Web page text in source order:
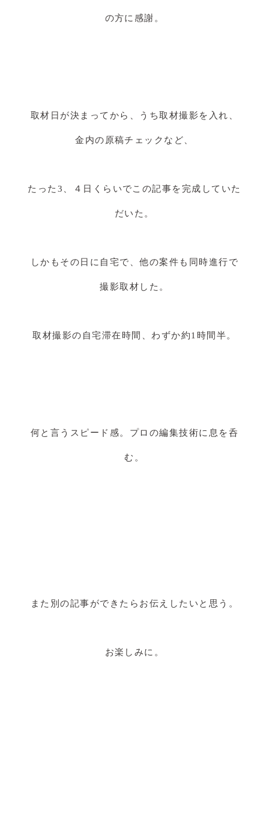
の方に感謝。
取材日が決まってから、うち取材撮影を入れ、
金内の原稿チェックなど、
たった3、４日くらいでこの記事を完成していた
だいた。
しかもその日に自宅で、他の案件も同時進行で
撮影取材した。
取材撮影の自宅滞在時間、わずか約1時間半。
何と言うスピード感。プロの編集技術に息を呑
む。
また別の記事ができたらお伝えしたいと思う。
お楽しみに。